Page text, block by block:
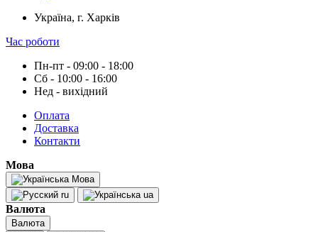
Україна, г. Харків
Час роботи
Пн-пт - 09:00 - 18:00
Сб - 10:00 - 16:00
Нед - вихідний
Оплата
Доставка
Контакти
Мова
Мова
ru
ua
Валюта
Валюта